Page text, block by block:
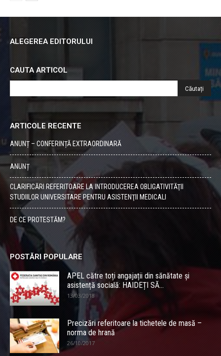
ALEGEREA EDITORULUI
CAUTA ARTICOL
ARTICOLE RECENTE
ANUNȚ – CONFERINȚĂ EXTRAORDINARĂ
ANUNȚ
CLARIFICĂRI REFERITOARE LA INTRODUCEREA OBLIGATIVITĂŢII
STUDIILOR UNIVERSITARE PENTRU ASISTENŢII MEDICALI
DE CE PROTESTĂM?
POSTĂRI POPULARE
APEL către toți angajații din sănătate și
asistență socială: HAIDEȚI SĂ...
13/03/2018
Precizări referitoare la tichetele de masă –
norma de hrană
26/10/2017